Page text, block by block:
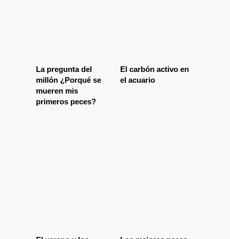
La pregunta del
millón ¿Porqué se
mueren mis
primeros peces?
El carbón activo en
el acuario